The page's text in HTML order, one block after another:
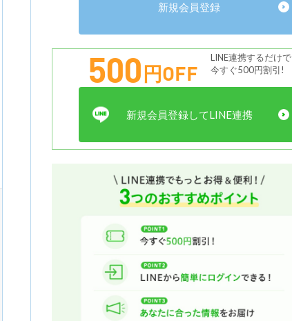
新規会員登録
500円OFF
LINE連携するだけで
今すぐ500円割引!
新規会員登録してLINE連携